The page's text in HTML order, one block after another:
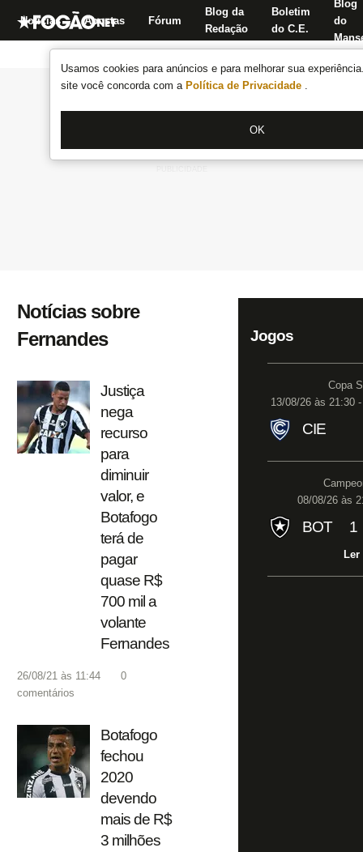
Usamos cookies para anúncios e para melhorar sua
site você concorda com a Política de Privacidade .
OK
Notícias Apostas Fórum
Blog da
Redação
Boletim
do C.E.
Blog
do
Notícias sobre
Fernandes
Justiça
nega
recurso
para
diminuir
valor, e
Botafogo
terá de
pagar
quase R$
700 mil a
volante
Fernandes
26/08/21 às 11:44
0
comentários
Botafogo
fechou
2020
devendo
mais de R$
3 milhões
Jogos
Copa
13/08/26 às 21:30
CIE
08/08/26 às
BOT 1